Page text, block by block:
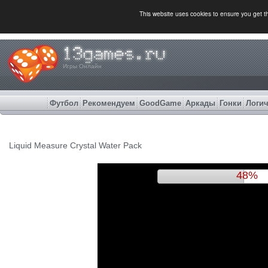
This website uses cookies to ensure you get
Игры Онлайн
Футбол Рекомендуем GoodGame Аркады Гонки
Liquid Measure Crystal Water Pack
52%